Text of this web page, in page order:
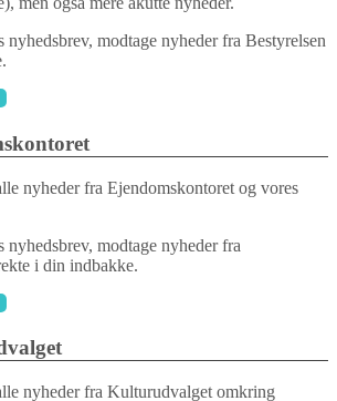
nyhedsbrev, modtage nyheder fra Bestyrelsen
nyheder fra Ejendomskontoret og vores
nyhedsbrev, modtage nyheder fra
i din indbakke.
nyheder fra Kulturudvalget omkring